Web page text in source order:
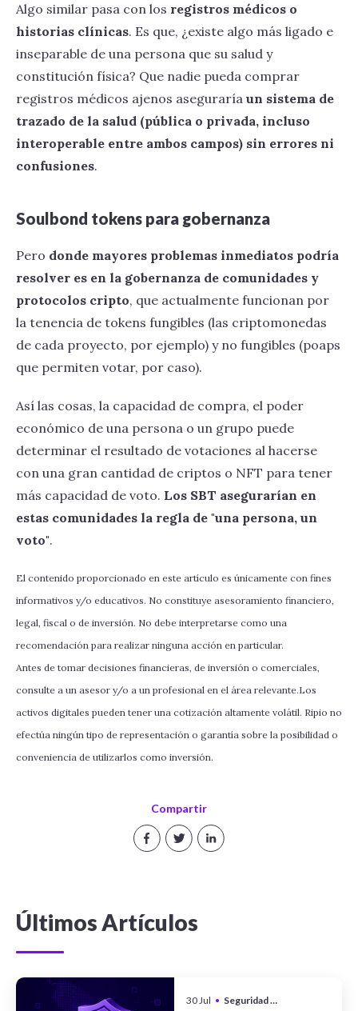
Compartir
Algo similar pasa con los registros médicos o
historias clínicas. Es que, ¿existe algo más ligado e
inseparable de una persona que su salud y
constitución física? Que nadie pueda comprar
registros médicos ajenos aseguraría un sistema de
trazado de la salud (pública o privada, incluso
interoperable entre ambos campos) sin errores ni
confusiones.
Soulbond tokens para gobernanza
Pero donde mayores problemas inmediatos podría
resolver es en la gobernanza de comunidades y
protocolos cripto, que actualmente funcionan por
la tenencia de tokens fungibles (las criptomonedas
de cada proyecto, por ejemplo) y no fungibles (poaps
que permiten votar, por caso).
Así las cosas, la capacidad de compra, el poder
económico de una persona o un grupo puede
determinar el resultado de votaciones al hacerse
con una gran cantidad de criptos o NFT para tener
más capacidad de voto. Los SBT asegurarían en
estas comunidades la regla de "una persona, un
voto".
El contenido proporcionado en este artículo es únicamente con fines
informativos y/o educativos. No constituye asesoramiento financiero,
legal, fiscal o de inversión. No debe interpretarse como una
recomendación para realizar ninguna acción en particular.
Antes de tomar decisiones financieras, de inversión o comerciales,
consulte a un asesor y/o a un profesional en el área relevante.Los
activos digitales pueden tener una cotización altamente volátil. Ripio no
efectúa ningún tipo de representación o garantía sobre la posibilidad o
conveniencia de utilizarlos como inversión.
Últimos Artículos
30 Jul • Seguridad y Privacidad